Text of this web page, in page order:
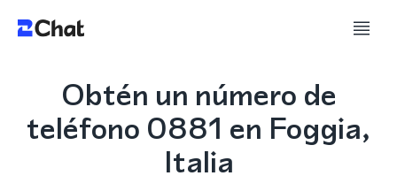
Obtén un número de
teléfono 0881 en Foggia,
Italia